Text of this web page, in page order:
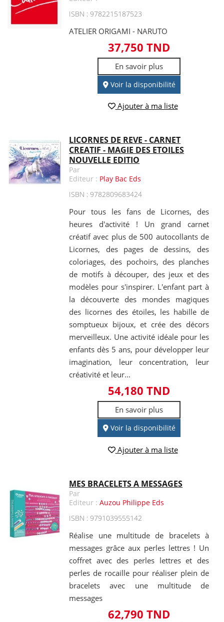
ISBN : 9782215187523
ATELIER ORIGAMI - NARUTO
37,750 TND
En savoir plus
Voir la disponibilité
Ajouter à ma liste
LICORNES DE REVE - CARNET
CREATIF - MAGIE DES ETOILES
NOUVELLE EDITIO
Par
Editeur : Play Bac Eds
ISBN : 9782809683424
Pour tous les fans de Licornes, des
heures d'activité ! Un grand carnet
créatif avec plus de 500 autocollants de
Licornes, des pages de dessins, des
coloriages, des pochoirs, des planches
de motifs à découper, des jeux et des
modèles pour s'inspirer. L'enfant part à
la découverte des mondes magiques
des licornes des étoiles, les habille de
somptueux bijoux, et crée des décors
merveilleux. Une activité idéale pour les
enfants dès 5 ans, pour développer leur
imagination, leur concentration, leur
créativité et leur...
54,180 TND
En savoir plus
Voir la disponibilité
Ajouter à ma liste
MES BRACELETS A MESSAGES
Par
Editeur :Auzou Philippe Eds
ISBN : 9791039555142
Réalise une multitude de bracelets à
messages grâce aux perles lettres ! Un
coffret avec des perles lettres et des
perles de rocaille pour réaliser plein de
bracelets avec une multitude de
messages
62,790 TND